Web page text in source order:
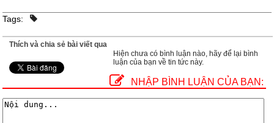
Tags:
Thích và chia sẻ bài viết qua
Hiện chưa có bình luận nào, hãy để lại bình
luận của bạn về tin tức này.
NHẬP BÌNH LUẬN CỦA BẠN: